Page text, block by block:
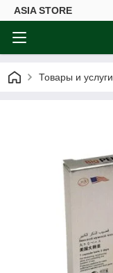
ASIA STORE
Товары и услуги